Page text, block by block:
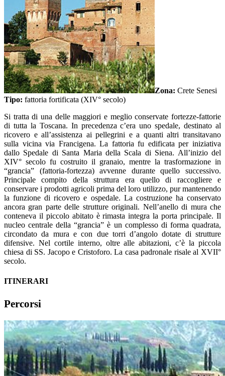
Zona: Crete Senesi
Tipo: fattoria fortificata (XIV° secolo)
Si tratta di una delle maggiori e meglio conservate fortezze-fattorie
di tutta la Toscana. In precedenza c’era uno spedale, destinato al
ricovero e all’assistenza ai pellegrini e a quanti altri transitavano
sulla vicina via Francigena. La fattoria fu edificata per iniziativa
dallo Spedale di Santa Maria della Scala di Siena. All’inizio del
XIV° secolo fu costruito il granaio, mentre la trasformazione in
“grancia” (fattoria-fortezza) avvenne durante quello successivo.
Principale compito della struttura era quello di raccogliere e
conservare i prodotti agricoli prima del loro utilizzo, pur mantenendo
la funzione di ricovero e ospedale. La costruzione ha conservato
ancora gran parte delle strutture originali. Nell’anello di mura che
conteneva il piccolo abitato è rimasta integra la porta principale. Il
nucleo centrale della “grancia” è un complesso di forma quadrata,
circondato da mura e con due torri d’angolo dotate di strutture
difensive. Nel cortile interno, oltre alle abitazioni, c’è la piccola
chiesa di SS. Jacopo e Cristoforo. La casa padronale risale al XVII°
secolo.
ITINERARI
Percorsi